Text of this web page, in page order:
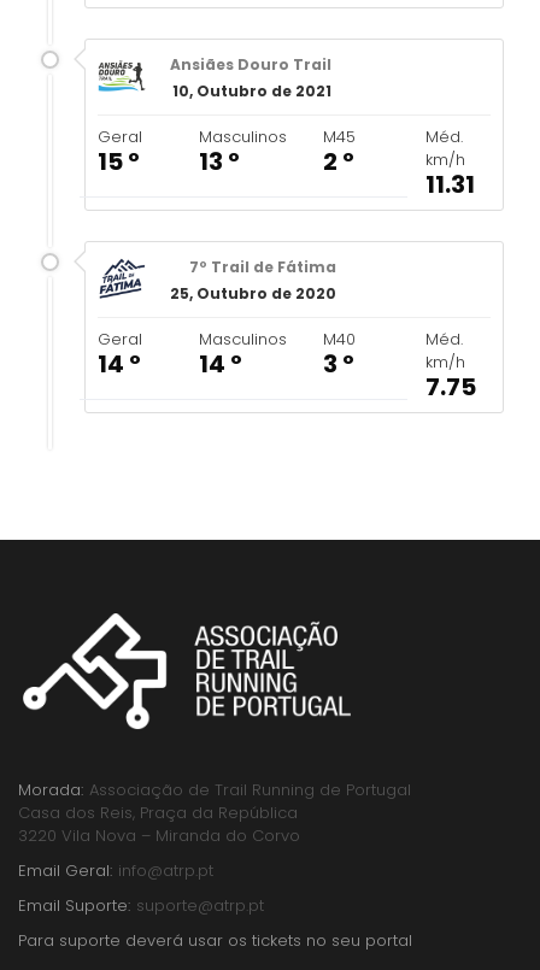
Ansiães Douro Trail
10, Outubro de 2021
Geral
15 º
Masculinos
13 º
M45
2 º
Méd.
km/h
11.31
7º Trail de Fátima
25, Outubro de 2020
Geral
14 º
Masculinos
14 º
M40
3 º
Méd.
km/h
7.75
Morada: Associação de Trail Running de Portugal
Casa dos Reis, Praça da República
3220 Vila Nova – Miranda do Corvo
Email Geral: info@atrp.pt
Email Suporte: suporte@atrp.pt
Para suporte deverá usar os tickets no seu portal